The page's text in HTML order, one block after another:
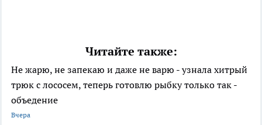
Читайте также:
Не жарю, не запекаю и даже не варю - узнала хитрый
трюк с лососем, теперь готовлю рыбку только так -
объедение
Вчера